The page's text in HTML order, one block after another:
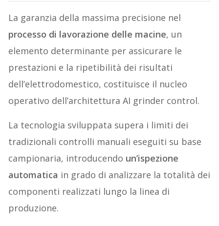
La garanzia della massima precisione nel
processo di lavorazione delle macine, un
elemento determinante per assicurare le
prestazioni e la ripetibilità dei risultati
dell’elettrodomestico, costituisce il nucleo
operativo dell’architettura AI grinder control.
La tecnologia sviluppata supera i limiti dei
tradizionali controlli manuali eseguiti su base
campionaria, introducendo un’ispezione
automatica in grado di analizzare la totalità dei
componenti realizzati lungo la linea di
produzione.